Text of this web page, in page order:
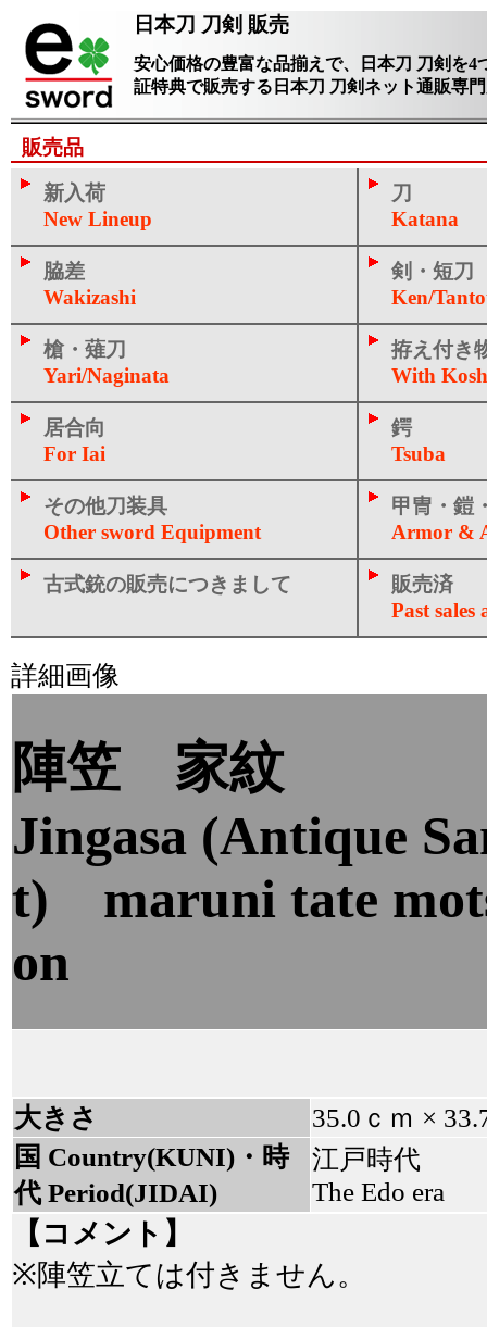
日本刀 刀剣 販売
安心価格の豊富な品揃えで、日本刀 刀剣を4
証特典で販売する日本刀 刀剣ネット通販専
販売品
新入荷
New Lineup
刀
Katana
脇差
Wakizashi
剣・短刀
Ken/
槍・薙刀
Yari/Naginata
拵え付き
With
居合向
For Iai
鍔
Tsuba
その他刀装具
Other sword Equipment
甲冑・鎧
Armor &
古式銃の販売につきまして
販売済
Past sales
詳細画像
陣笠 家紋
Jingasa (Antique
t) maruni tate
on
大きさ
35.0ｃｍ ×
国 Country(KUNI)・時
代 Period(JIDAI)
江戸時代
The Edo era
【コメント】
※陣笠立ては付きません。